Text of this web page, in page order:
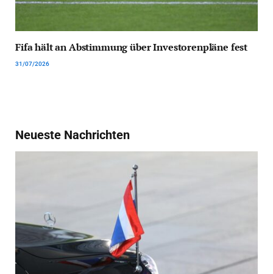
Fifa hält an Abstimmung über Investorenpläne fest
31/07/2026
Neueste Nachrichten